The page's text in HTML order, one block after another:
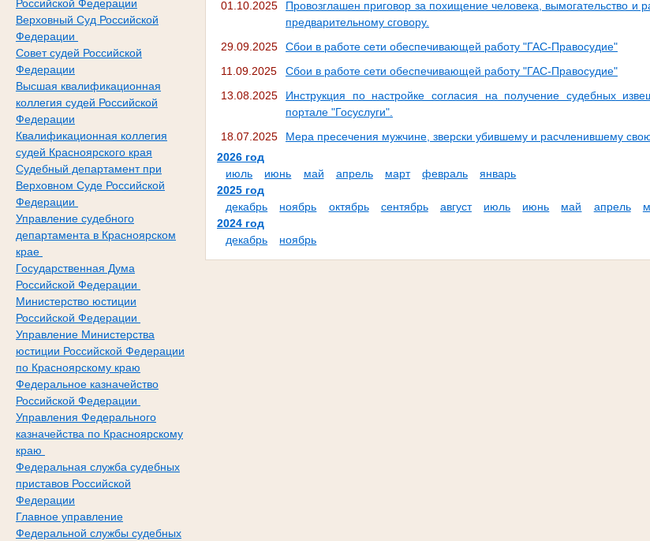
Российской Федерации
Верховный Суд Российской
Федерации
Совет судей Российской
Федерации
Высшая квалификационная
коллегия судей Российской
Федерации
Квалификационная коллегия
судей Красноярского края
Судебный департамент при
Верховном Суде Российской
Федерации
Управление судебного
департамента в Красноярском
крае
Государственная Дума
Российской Федерации
Министерство юстиции
Российской Федерации
Управление Министерства
юстиции Российской Федерации
по Красноярскому краю
Федеральное казначейство
Российской Федерации
Управления Федерального
казначейства по Красноярскому
краю
Федеральная служба судебных
приставов Российской
Федерации
Главное управление
Федеральной службы судебных
01.10.2025
Провозглашен приговор за похищение человека, вымогательство и
предварительному сговору.
29.09.2025
Сбои в работе сети обеспечивающей работу "ГАС-Правосудие"
11.09.2025
Сбои в работе сети обеспечивающей работу "ГАС-Правосудие"
13.08.2025
Инструкция по настройке согласия на получение судебных
портале "Госуслуги".
18.07.2025
Мера пресечения мужчине, зверски убившему и расчленившему
2026 год
июль
июнь май апрель март февраль
январь
2025 год
декабрь
ноябрь октябрь сентябрь август июль июнь май апрель
2024 год
декабрь
ноябрь